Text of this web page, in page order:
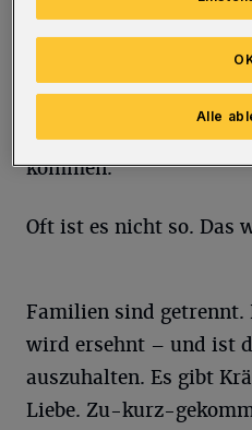
Video auf ihre Weise
Sehnsucht nach
Vorbehaltlos
Hier bist du richtig!
kommen.
Oft ist es nicht so. Das
Familien sind getrennt.
wird ersehnt – und ist
auszuhalten. Es gibt
Liebe. Zu-kurz-
Alle